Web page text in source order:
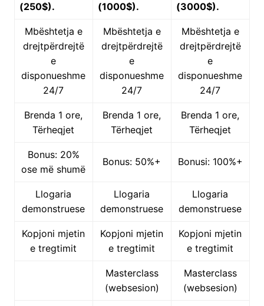
(250$).
(1000$).
(3000$).
Mbështetja e
drejtpërdrejtë
e
disponueshme
24/7
Mbështetja e
drejtpërdrejtë
e
disponueshme
24/7
Mbështetja e
drejtpërdrejtë
e
disponueshme
24/7
Brenda 1 ore,
Tërheqjet
Brenda 1 ore,
Tërheqjet
Brenda 1 ore,
Tërheqjet
Bonus: 20%
ose më shumë
Bonus: 50%+ Bonusi: 100%+
Llogaria
demonstruese
Llogaria
demonstruese
Llogaria
demonstruese
Kopjoni mjetin
e tregtimit
Kopjoni mjetin
e tregtimit
Kopjoni mjetin
e tregtimit
Masterclass
(websesion)
Masterclass
(websesion)